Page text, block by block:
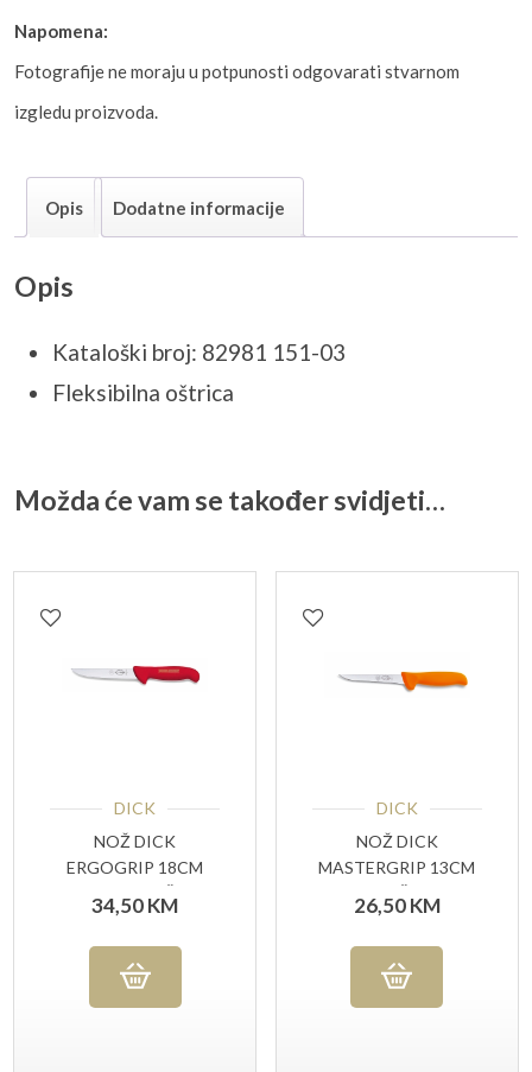
Napomena:
Fotografije ne moraju u potpunosti odgovarati stvarnom
izgledu proizvoda.
Opis Dodatne informacije
Opis
Kataloški broj: 82981 151-03
Fleksibilna oštrica
Možda će vam se također svidjeti…
DICK
NOŽ DICK
ERGOGRIP 18CM
34,50KM
DICK
NOŽ DICK
MASTERGRIP 13CM
RUČKA
26,50KM